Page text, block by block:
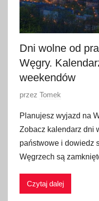
a
2
0
2
Dni wolne od
Węgry.
weekendów
O
u
b
l
i
w
przez Tomek
Planujesz wyjazd na
Zobacz kalendarz dni
państwowe i dowiedz
Węgrzech są
Czytaj dalej